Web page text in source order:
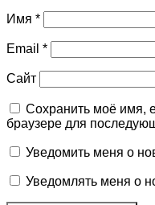
Имя *
Email *
Сайт
Сохранить моё имя,
браузере для
Уведомить меня о
Уведомлять меня о